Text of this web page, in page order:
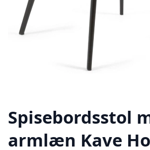
Spisebordsstol
armlæn Kave